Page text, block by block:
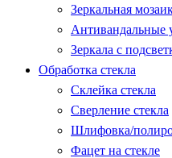
Зеркальная
Антивандальные
Зеркала с
Обработка стекла
Склейка стекла
Сверление стекла
Шлифовка/
Фацет на стекле